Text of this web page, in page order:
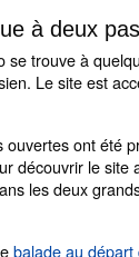
à deux
se trouve à
Le site est
ouvertes ont été
découvrir le site
les deux
balade au